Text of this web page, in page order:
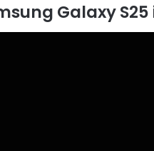
Galaxy